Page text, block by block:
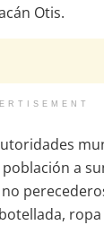
Otis.
a